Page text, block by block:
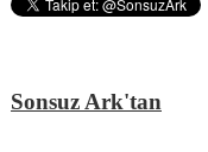
Sonsuz Ark'tan